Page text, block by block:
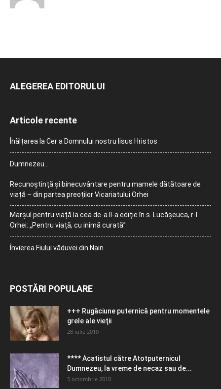
ALEGEREA EDITORULUI
Articole recente
Înălțarea la Cer a Domnului nostru Iisus Hristos
Dumnezeu…
Recunoștință și binecuvântare pentru mamele dătătoare de
viață – din partea preoților Vicariatului Orhei
Marșul pentru viață la cea de-a II-a ediție în s. Lucășeuca, r-l
Orhei: „Pentru viață, cu inimă curată”
Învierea Fiului văduvei din Nain
POSTĂRI POPULARE
+++ Rugăciune puternică pentru momentele
grele ale vieţii
28 iulie 2010
**** Acatistul către Atotputernicul
Dumnezeu, la vreme de necaz sau de...
5 octombrie 2010